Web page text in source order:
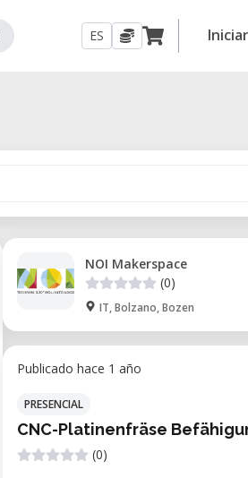
ES
NOI Makerspace
(0)
IT, Bolzano, Bozen
Publicado hace 1 año
PRESENCIAL
CNC-Platinenfräse
(0)